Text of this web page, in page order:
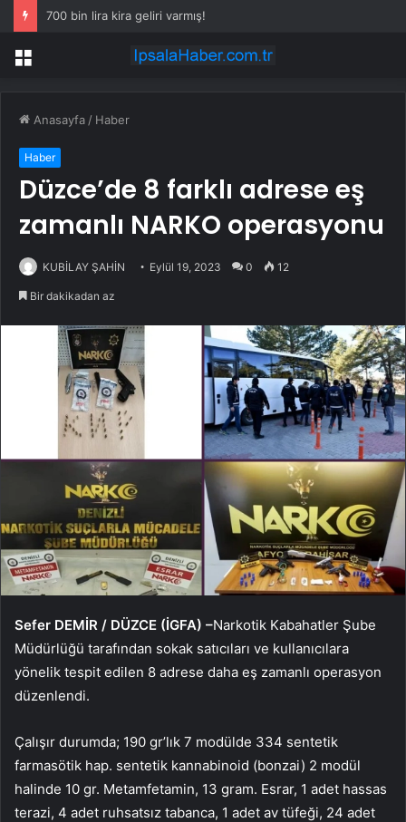
700 bin lira kira geliri varmış!
Menü
Anasayfa / Haber
Haber
Düzce’de 8 farklı adrese eş
zamanlı NARKO operasyonu
KUBİLAY ŞAHİN Eylül 19, 2023 0 12
Bir dakikadan az
Sefer DEMİR / DÜZCE (İGFA) –Narkotik Kabahatler Şube
Müdürlüğü tarafından sokak satıcıları ve kullanıcılara
yönelik tespit edilen 8 adrese daha eş zamanlı operasyon
düzenlendi.
Çalışır durumda; 190 gr’lık 7 modülde 334 sentetik
farmasötik hap. sentetik kannabinoid (bonzai) 2 modül
halinde 10 gr. Metamfetamin, 13 gram. Esrar, 1 adet hassas
terazi, 4 adet ruhsatsız tabanca, 1 adet av tüfeği, 24 adet